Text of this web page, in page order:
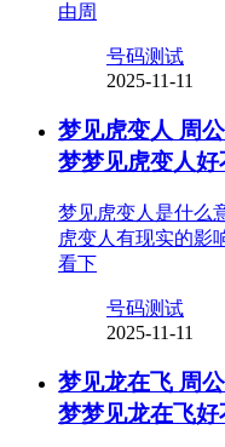
由周
号码测试
2025-11-11
梦见虎变人 周
梦梦见虎变人好
梦见虎变人是什么
虎变人有现实的影
看下
号码测试
2025-11-11
梦见龙在飞 周
梦梦见龙在飞好